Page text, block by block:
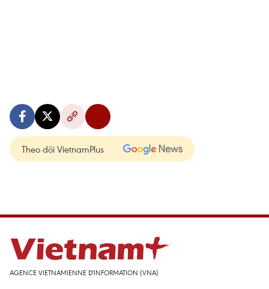
Theo dõi VietnamPlus
AGENCE VIETNAMIENNE D'INFORMATION (VNA)